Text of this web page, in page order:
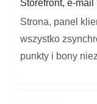
Storefront,
Strona, panel
wszystko
punkty i bony